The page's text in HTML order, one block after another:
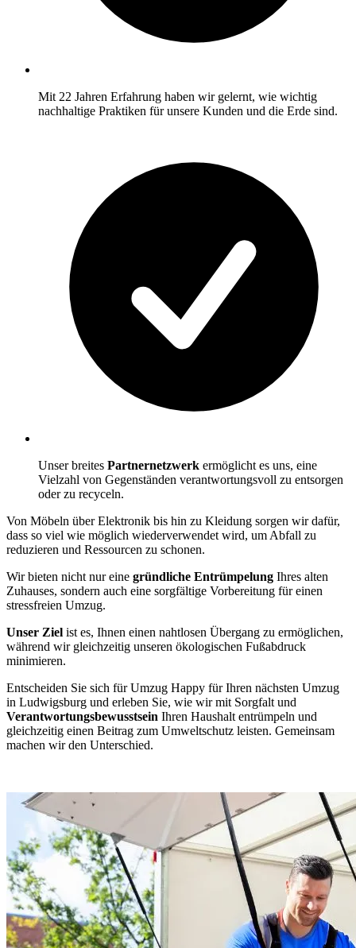
Mit 22 Jahren Erfahrung haben wir gelernt, wie wichtig
nachhaltige Praktiken für unsere Kunden und die Erde sind.
Unser breites Partnernetzwerk ermöglicht es uns, eine
Vielzahl von Gegenständen verantwortungsvoll zu entsorgen
oder zu recyceln.
Von Möbeln über Elektronik bis hin zu Kleidung sorgen wir dafür,
dass so viel wie möglich wiederverwendet wird, um Abfall zu
reduzieren und Ressourcen zu schonen.
Wir bieten nicht nur eine gründliche Entrümpelung Ihres alten
Zuhauses, sondern auch eine sorgfältige Vorbereitung für einen
stressfreien Umzug.
Unser Ziel ist es, Ihnen einen nahtlosen Übergang zu ermöglichen,
während wir gleichzeitig unseren ökologischen Fußabdruck
minimieren.
Entscheiden Sie sich für Umzug Happy für Ihren nächsten Umzug
in Ludwigsburg und erleben Sie, wie wir mit Sorgfalt und
Verantwortungsbewusstsein Ihren Haushalt entrümpeln und
gleichzeitig einen Beitrag zum Umweltschutz leisten. Gemeinsam
machen wir den Unterschied.